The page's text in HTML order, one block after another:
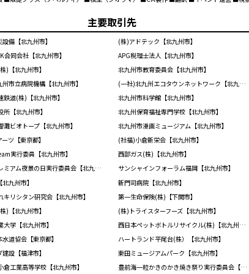
主要取引先
備【北九州市】
(株)アドテック【北九州市】
合同会社【北九州市】
APG税理士法人【北九州市】
)【北九州市】
北九州市教育委員会【北九州市】
市立病院機構【北九州市】
(一社)北九州エコタウンネットワーク【北九州市】
鉄道(株)【北九州市】
北九州市科学館【北九州市】
【北九州市】
北九州保育福祉専門学校【北九州市】
灘ビオトープ【北九州市】
北九州市漫画ミュージアム【北九州市】
ツ【東京都】
(社福)小倉新栄会【北九州市】
実行委員【北九州市】
西部ガス(株)【北九州市】
皿倉山プレミアム夜景の日実行委員会【北九州市】
サンシャインフォーラム福岡【北九州市】
九州市】
新門司病院【北九州市】
キリシタン研究会【北九州市】
第一生命保険(株)【下関市】
)【北九州市】
(株)トライスターフーズ【北九州市】
大学【北九州市】
西日本ペットボトルリサイクル(株)【北九州市】
道協会【東京都】
ハートランド平尾台(株）【北九州市】
設【福津市】
東田ミュージアムパーク【北九州市】
倉工業高等学校【北九州市】 豊前海一粒かきのかき焼き祭り実行委員会【北九州市】